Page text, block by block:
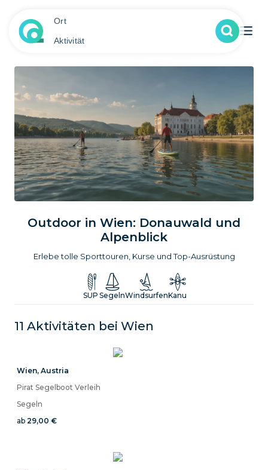
Ort
Aktivität
Outdoor in Wien: Donauwald und
Alpenblick
Erlebe tolle Sporttouren, Kurse und Top-Ausrüstung
SUP SegelnWindsurfenKanu
11 Aktivitäten bei Wien
Wien, Austria
Pirat Segelboot Verleih
Segeln
ab 29,00 €